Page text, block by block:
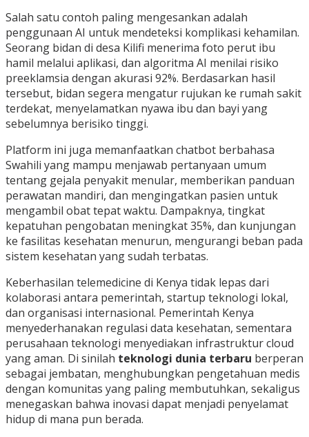
Salah satu contoh paling mengesankan adalah
penggunaan AI untuk mendeteksi komplikasi kehamilan.
Seorang bidan di desa Kilifi menerima foto perut ibu
hamil melalui aplikasi, dan algoritma AI menilai risiko
preeklamsia dengan akurasi 92%. Berdasarkan hasil
tersebut, bidan segera mengatur rujukan ke rumah sakit
terdekat, menyelamatkan nyawa ibu dan bayi yang
sebelumnya berisiko tinggi.
Platform ini juga memanfaatkan chatbot berbahasa
Swahili yang mampu menjawab pertanyaan umum
tentang gejala penyakit menular, memberikan panduan
perawatan mandiri, dan mengingatkan pasien untuk
mengambil obat tepat waktu. Dampaknya, tingkat
kepatuhan pengobatan meningkat 35%, dan kunjungan
ke fasilitas kesehatan menurun, mengurangi beban pada
sistem kesehatan yang sudah terbatas.
Keberhasilan telemedicine di Kenya tidak lepas dari
kolaborasi antara pemerintah, startup teknologi lokal,
dan organisasi internasional. Pemerintah Kenya
menyederhanakan regulasi data kesehatan, sementara
perusahaan teknologi menyediakan infrastruktur cloud
yang aman. Di sinilah teknologi dunia terbaru berperan
sebagai jembatan, menghubungkan pengetahuan medis
dengan komunitas yang paling membutuhkan, sekaligus
menegaskan bahwa inovasi dapat menjadi penyelamat
hidup di mana pun berada.